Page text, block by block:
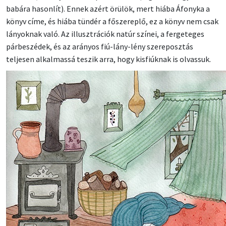
babára hasonlít). Ennek azért örülök, mert hiába Áfonyka a
könyv címe, és hiába tündér a főszereplő, ez a könyv nem csak
lányoknak való. Az illusztrációk natúr színei, a fergeteges
párbeszédek, és az arányos fiú-lány-lény szereposztás
teljesen alkalmassá teszik arra, hogy kisfiúknak is olvassuk.